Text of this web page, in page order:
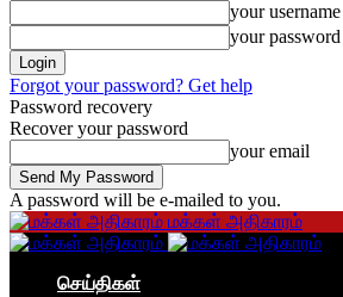
your username
your password
Forgot your password? Get help
Password recovery
Recover your password
your email
A password will be e-mailed to you.
மக்கள் அதிகாரம்
செய்திகள்